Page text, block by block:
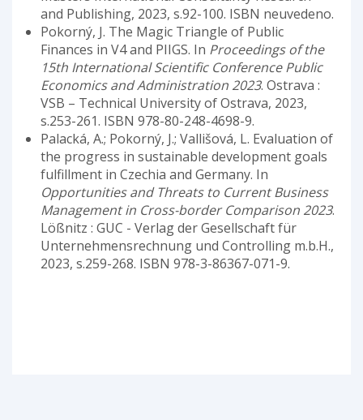
and Publishing, 2023, s.92-100. ISBN neuvedeno.
Pokorný, J. The Magic Triangle of Public
Finances in V4 and PIIGS. In Proceedings of the
15th International Scientific Conference Public
Economics and Administration 2023. Ostrava :
VSB – Technical University of Ostrava, 2023,
s.253-261. ISBN 978-80-248-4698-9.
Palacká, A.; Pokorný, J.; Vallišová, L. Evaluation of
the progress in sustainable development goals
fulfillment in Czechia and Germany. In
Opportunities and Threats to Current Business
Management in Cross-border Comparison 2023.
Lößnitz : GUC - Verlag der Gesellschaft für
Unternehmensrechnung und Controlling m.b.H.,
2023, s.259-268. ISBN 978-3-86367-071-9.